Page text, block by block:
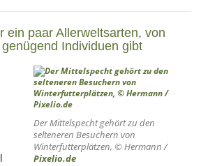
ein paar Allerweltsarten, von
Individuen gibt
Der Mittelspecht gehört zu den
selteneren Besuchern von
Winterfutterplätzen, © Hermann /
Pixelio.de